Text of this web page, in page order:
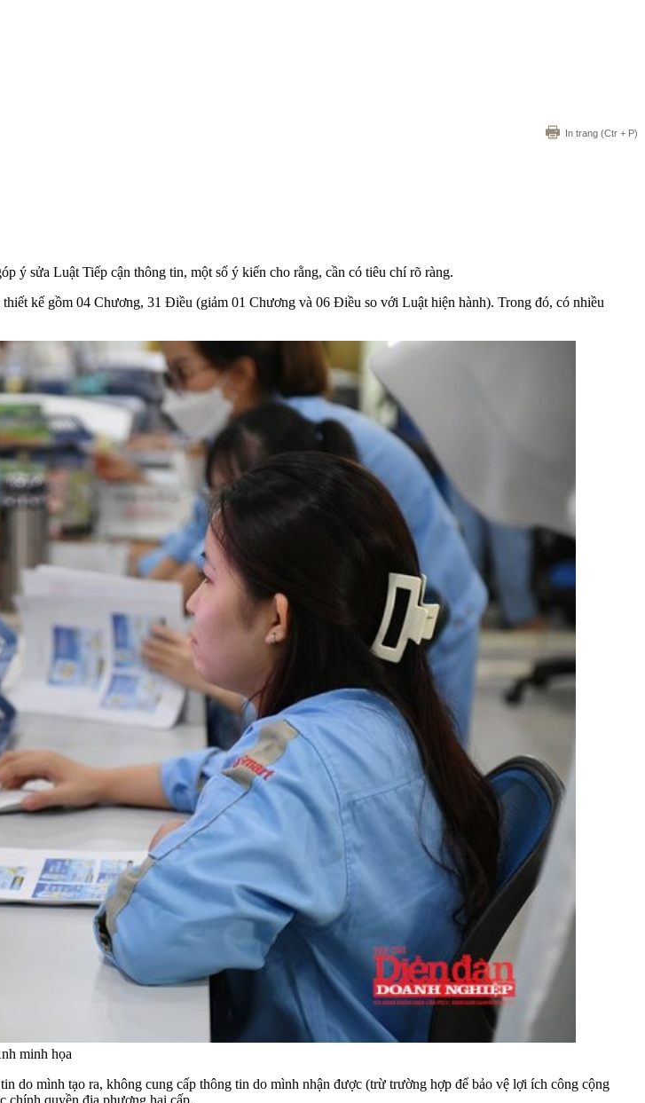
In trang (Ctr + P)
ý sửa Luật Tiếp cận thông tin, một số ý kiến cho rằng, cần có tiêu chí rõ ràng.
kế gồm 04 Chương, 31 Điều (giảm 01 Chương và 06 Điều so với Luật hiện hành). Trong đó, có nhiều
minh họa
do mình tạo ra, không cung cấp thông tin do mình nhận được (trừ trường hợp để bảo vệ lợi ích công cộng